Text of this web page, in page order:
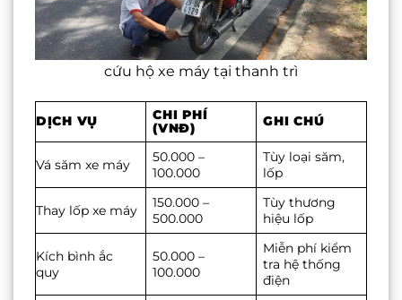
cứu hộ xe máy tại thanh trì
DỊCH VỤ
CHI PHÍ
(VNĐ)
GHI CHÚ
Vá săm xe máy
50.000 –
100.000
Tùy loại săm,
lốp
Thay lốp xe máy
150.000 –
500.000
Tùy thương
hiệu lốp
Kích bình ắc
quy
50.000 –
100.000
Miễn phí kiểm
tra hệ thống
điện